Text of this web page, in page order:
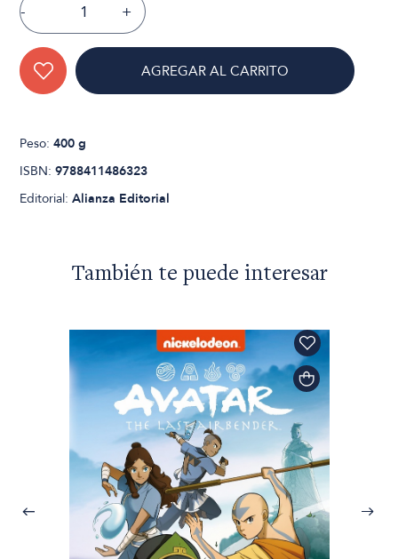
- +
AGREGAR AL CARRITO
Peso:400 g
ISBN:9788411486323
Editorial:Alianza Editorial
También te puede interesar